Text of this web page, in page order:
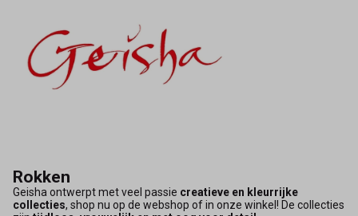
Rokken
Geisha ontwerpt met veel passie creatieve en kleurrijke
collecties, shop nu op de webshop of in onze winkel! De collecties